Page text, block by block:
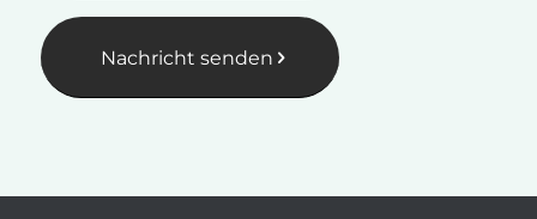
Nachricht senden